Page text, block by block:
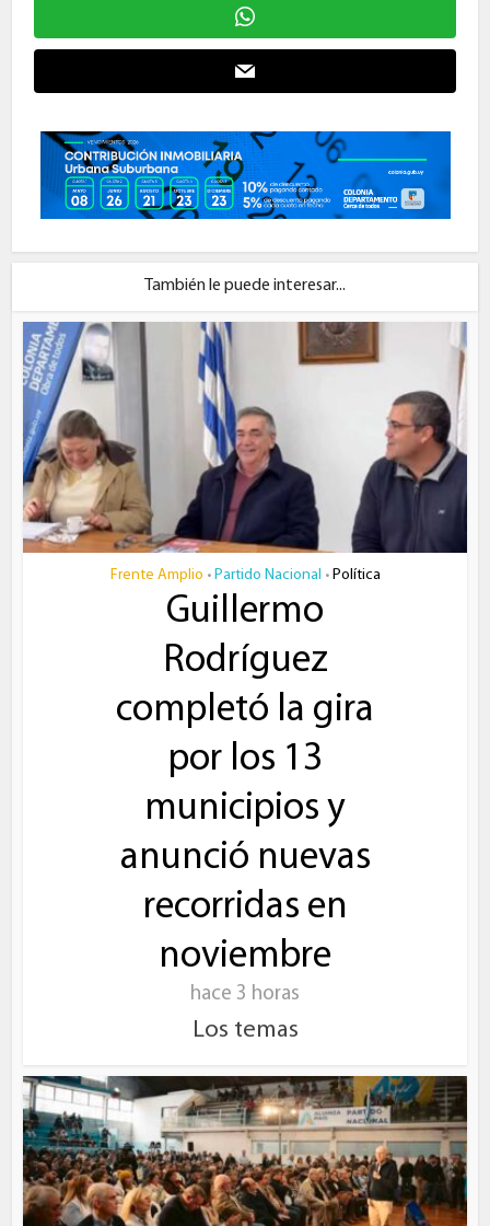
También le puede interesar...
Frente Amplio • Partido Nacional • Política
Guillermo
Rodríguez
completó la gira
por los 13
municipios y
anunció nuevas
recorridas en
noviembre
hace 3 horas
Los temas